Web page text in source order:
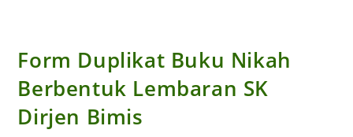
Form Duplikat Buku Nikah
Berbentuk Lembaran SK
Dirjen Bimis